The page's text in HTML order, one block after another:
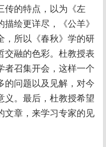
传的特点，以为《左
绘更详尽，《公羊》
，所以《春秋》学的研
交融的色彩。杜教授表
者召集开会，这样一个
的问题以及见解，对今
义。最后，杜教授希望
文章，来学习专家的见